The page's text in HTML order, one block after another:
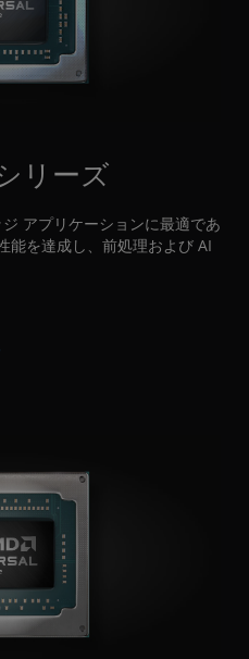
リーズ
アプリケーションに最適であ
能を達成し、前処理および AI